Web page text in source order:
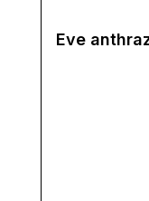
Eve